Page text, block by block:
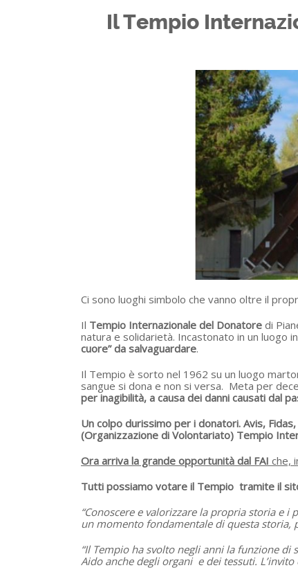
Il Tempio
Ci sono luoghi simbolo che vanno oltre il
Il Tempio Internazionale del Donatore di
natura e solidarietà. Incastonato in un luogo
cuore” da salvaguardare.
Il Tempio è sorto nel 1962 su un luogo
sangue si dona e non si versa. Meta per
per inagibilità, a causa dei danni causati dal
Un colpo durissimo per i donatori. Avis,
(Organizzazione di Volontariato) Tempio
Ora arriva la grande opportunità dal FAI che,
Tutti possiamo votare il Tempio tramite il
“Conoscere e valorizzare la propria storia e
un momento fondamentale di questa storia,
“Il Tempio ha svolto negli anni la funzione di
Aido anche degli organi e dei tessuti.